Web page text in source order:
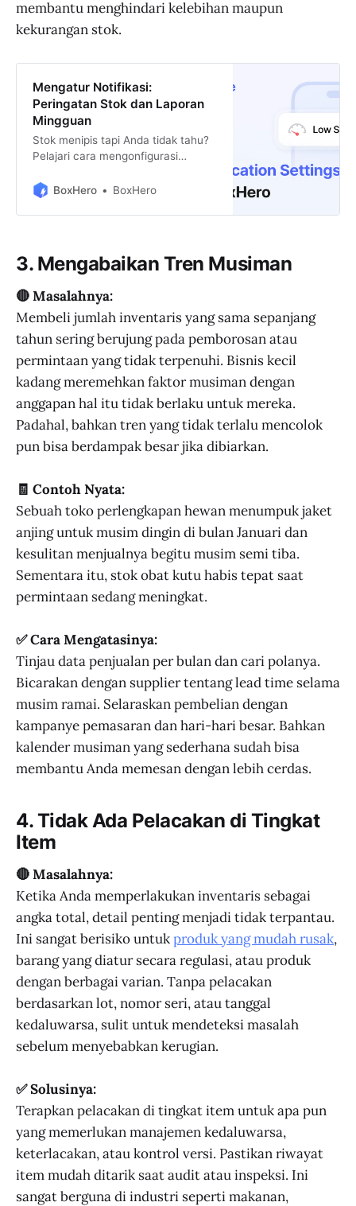
membantu menghindari kelebihan maupun
kekurangan stok.
Mengatur Notifikasi:
Peringatan Stok dan Laporan
Mingguan
Stok menipis tapi Anda tidak tahu?
Pelajari cara mengonfigurasi
stok rendah, hingga laporan
terlewat.
BoxHero BoxHero
3. Mengabaikan Tren Musiman
🔴 Masalahnya:
Membeli jumlah inventaris yang sama sepanjang
tahun sering berujung pada pemborosan atau
permintaan yang tidak terpenuhi. Bisnis kecil
kadang meremehkan faktor musiman dengan
anggapan hal itu tidak berlaku untuk mereka.
Padahal, bahkan tren yang tidak terlalu mencolok
pun bisa berdampak besar jika dibiarkan.
🧾 Contoh Nyata:
Sebuah toko perlengkapan hewan menumpuk jaket
anjing untuk musim dingin di bulan Januari dan
kesulitan menjualnya begitu musim semi tiba.
Sementara itu, stok obat kutu habis tepat saat
permintaan sedang meningkat.
✅ Cara Mengatasinya:
Tinjau data penjualan per bulan dan cari polanya.
Bicarakan dengan supplier tentang lead time selama
musim ramai. Selaraskan pembelian dengan
kampanye pemasaran dan hari-hari besar. Bahkan
kalender musiman yang sederhana sudah bisa
membantu Anda memesan dengan lebih cerdas.
4. Tidak Ada Pelacakan di Tingkat
Item
🔴 Masalahnya:
Ketika Anda memperlakukan inventaris sebagai
angka total, detail penting menjadi tidak terpantau.
Ini sangat berisiko untukproduk yang mudah rusak,
barang yang diatur secara regulasi, atau produk
dengan berbagai varian. Tanpa pelacakan
berdasarkan lot, nomor seri, atau tanggal
kedaluwarsa, sulit untuk mendeteksi masalah
sebelum menyebabkan kerugian.
✅ Solusinya:
Terapkan pelacakan di tingkat item untuk apa pun
yang memerlukan manajemen kedaluwarsa,
keterlacakan, atau kontrol versi. Pastikan riwayat
item mudah ditarik saat audit atau inspeksi. Ini
sangat berguna di industri seperti makanan,